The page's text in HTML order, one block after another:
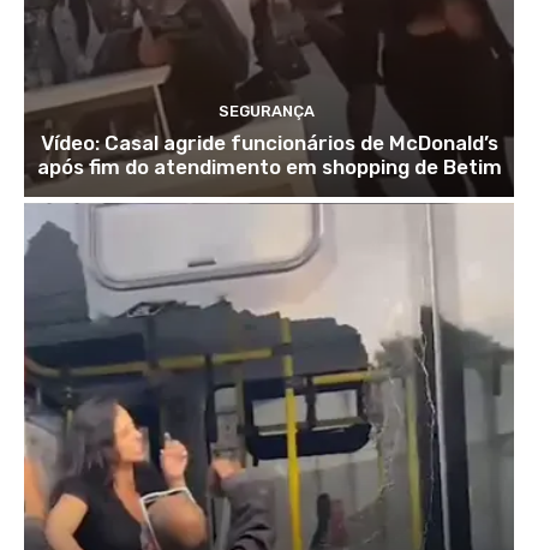
SEGURANÇA
Vídeo: Casal agride funcionários de McDonald’s
após fim do atendimento em shopping de Betim